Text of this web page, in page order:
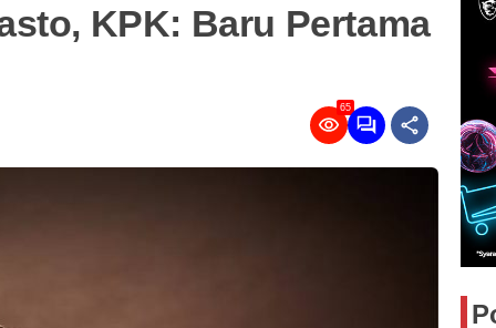
KPK: Baru Pertama
65